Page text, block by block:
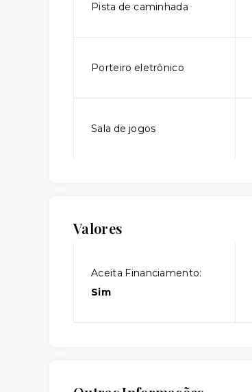
Pista de caminhada
Porteiro eletrônico
Sala de jogos
Valores
Aceita Financiamento:
Sim